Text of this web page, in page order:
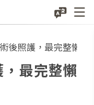
後照護，最完整懶人
最完整懶